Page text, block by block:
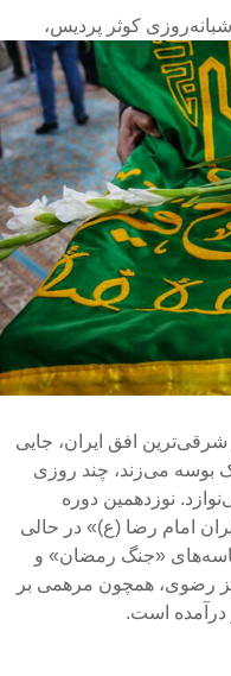
کوثر پردیس،
شرقی‌ترین افق ایران، جایی
بوسه می‌زند، چند روزی
نوزدهمین دوره
امام رضا (ع)» در حالی
«جنگ رمضان» و
رضوی، همچون مرهمی بر